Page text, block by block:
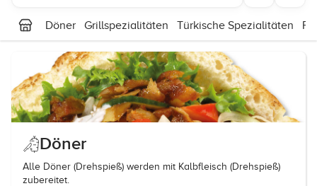
Döner Grillspezialitäten Türkische Spezialitäten
Döner
Alle Döner (Drehspieß) werden mit Kalbfleisch (Drehspieß)
zubereitet.